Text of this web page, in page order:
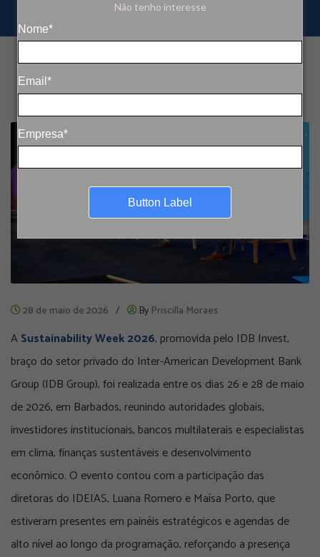
Não tenho interesse
Nome*
Email*
Empresa*
Button Label
28 de maio de 2026 / By Priscilla Moraes
ASustainability Week 2026, promovida pelo IDB Invest,
braço do setor privado do Inter-American Development Bank
Group (IDB Group), foi realizada entre os dias 26 e 28 de maio
de 2026, em Barbados, reunindo autoridades globais,
investidores institucionais, bancos multilaterais e especialistas
em clima, finanças sustentáveis e desenvolvimento
econômico. O evento contou com a participação das
diretoras do IDEIAS, Luana Romero e Maísa Porto, que
estiveram presentes em painéis estratégicos e agendas de
alto nível ao longo da programação, reforçando a presença